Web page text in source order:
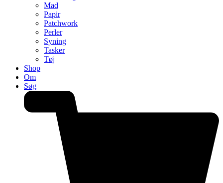
Mad
Papir
Patchwork
Perler
Syning
Tasker
Tøj
Shop
Om
Søg